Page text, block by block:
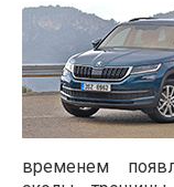
временем